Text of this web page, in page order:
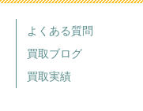
よくある質問
買取ブログ
買取実績